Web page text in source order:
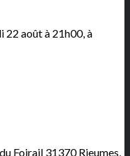
22 août à 21h00, à
Foirail 31370 Rieumes,